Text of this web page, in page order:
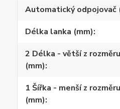
Automatický odpojovač
Délka lanka (mm)
2 Délka - větší z
(mm)
1 Šířka - menší z
(mm)